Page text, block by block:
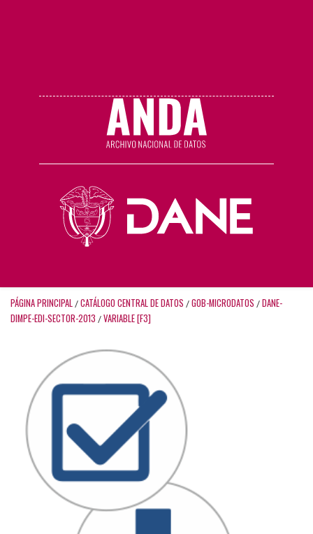
PÁGINA PRINCIPAL / CATÁLOGO CENTRAL DE DATOS / GOB-MICRODATOS / DANE-
DIMPE-EDI-SECTOR-2013 / VARIABLE [F3]